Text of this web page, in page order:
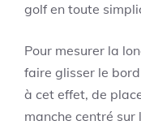
golf en toute
Pour mesurer la
faire glisser le
à cet effet, de
manche centré